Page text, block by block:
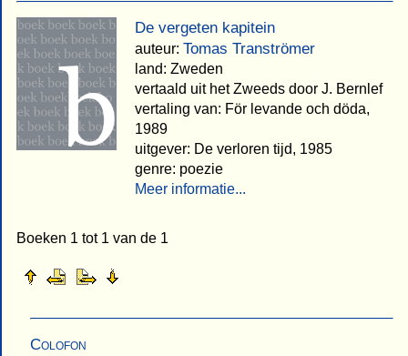
De vergeten kapitein
auteur: Tomas Tranströmer
land: Zweden
vertaald uit het Zweeds door J. Bernlef
vertaling van: För levande och döda,
1989
uitgever: De verloren tijd, 1985
genre: poezie
Meer informatie...
Boeken 1 tot 1 van de 1
Colofon